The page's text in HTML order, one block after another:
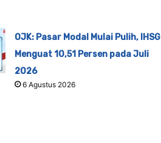
OJK: Pasar Modal Mulai Pulih, IHSG
Menguat 10,51 Persen pada Juli
2026
6 Agustus 2026